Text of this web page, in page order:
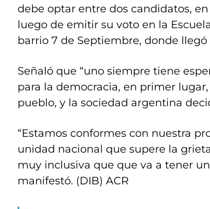
debe optar entre dos candidatos, en
luego de emitir su voto en la
barrio 7 de Septiembre, donde llegó
Señaló que “uno siempre tiene
para la democracia, en primer
pueblo, y la sociedad argentina
“Estamos conformes con nuestra
unidad nacional que supere la
muy inclusiva que que va a tener
manifestó. (DIB) ACR